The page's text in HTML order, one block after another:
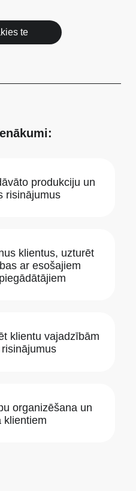
te
produkciju un
risinājumus
klientus, uzturēt
ar esošajiem
klientu vajadzībām
organizēšana un
klientiem